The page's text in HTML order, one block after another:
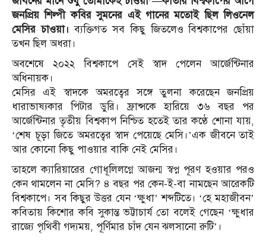
জনপ্রিয় শিল্পী কবির সুমনের এই গানের মতোই ছিল লিওনেল
মেসির চাওয়া। ব্যক্তিগত সব কিছু জিতলেও বিশ্বকাপের ছোঁয়া
তখন ছিল অধরা।
অবশেষে ২০২২ বিশ্বকাপে সেই স্বাদ পেলেন আর্জেন্টিনার
অধিনায়ক।
মেসির এই স্বাদকে অমরত্বের সঙ্গে তুলনা করেছেন জনপ্রিয়
ধারাভাষ্যকার পিটার ডুরি। ফ্রান্সকে হারিয়ে ৩৬ বছর পর
আর্জেন্টিনার তৃতীয় বিশ্বকাপ নিশ্চিত হতেই তার কণ্ঠে শোনা যায়,
‘শেষ চূড়া জিতে অমরত্বের স্বাদ পেয়েছে মেসি।’এক জীবনে তাই
আর কোনো কিছু পাওয়ার বাকি নেই মেসির।
তাহলে ক্যারিয়ারের গোধূলিলগ্নে আজন্ম স্বপ্ন পূরণ হওয়ার পরও
কেন থামলেন না মেসি? ৪ বছর পর কেন-ই-বা নামছেন আরেকটি
বিশ্বকাপে। সব কিছুর উত্তর যেন ‘ক্ষুধা’ শব্দটিতে। ‘হে মহাজীবন’
কবিতায় কিশোর কবি সুকান্ত ভট্টাচার্য তো বলেই গেছেন ‘ক্ষুধার
রাজ্যে পৃথিবী গদ্যময়, পূর্ণিমার চাঁদ যেন ঝলসানো রুটি’।